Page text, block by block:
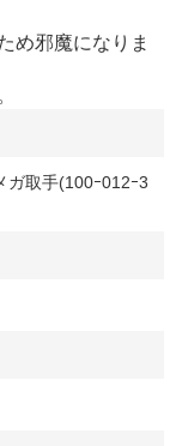
め邪魔になりま
ガ取手(100ｰ012ｰ3